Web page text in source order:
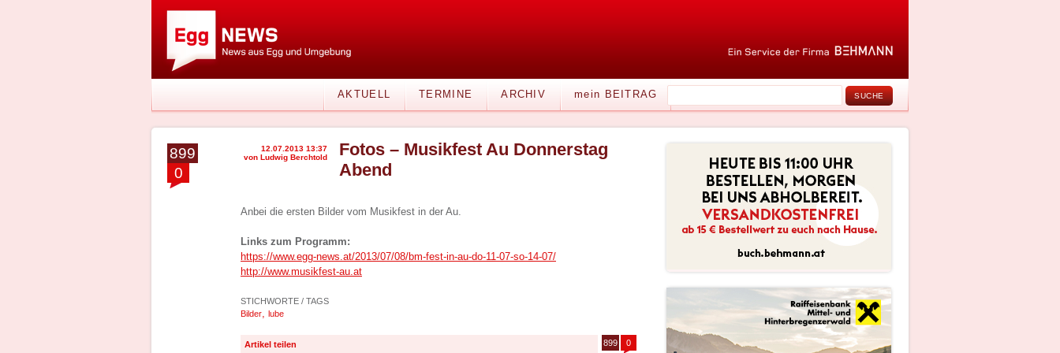
AKTUELL TERMINE ARCHIV mein BEITRAG
899
0
12.07.2013 13:37
von Ludwig Berchtold
Fotos – Musikfest Au Donnerstag
Abend
Anbei die ersten Bilder vom Musikfest in der Au.
Links zum Programm:
https://www.egg-news.at/2013/07/08/bm-fest-in-au-do-11-07-so-14-07/
http://www.musikfest-au.at
STICHWORTE / TAGS
Bilder, lube
Artikel teilen 899 0